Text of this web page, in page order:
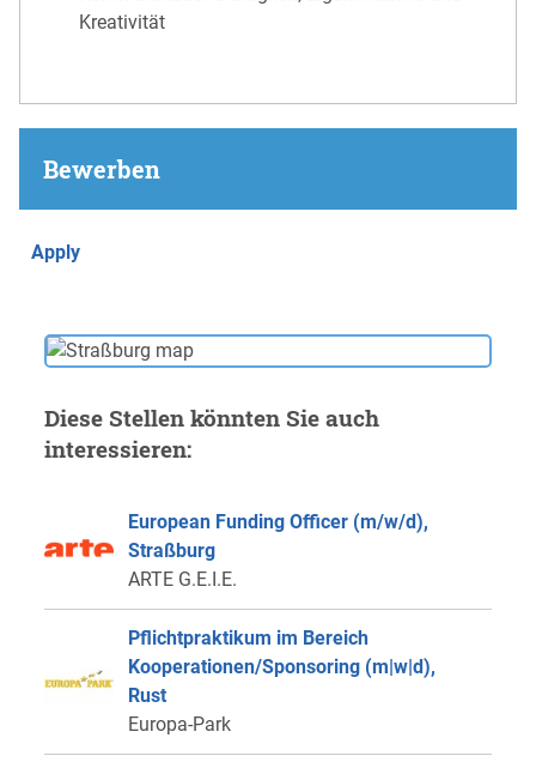
Kreativität
Bewerben
Apply
Diese Stellen könnten Sie auch
interessieren:
European Funding Officer (m/w/d),
Straßburg
ARTE G.E.I.E.
Pflichtpraktikum im Bereich
Kooperationen/Sponsoring (m|w|d),
Rust
Europa-Park